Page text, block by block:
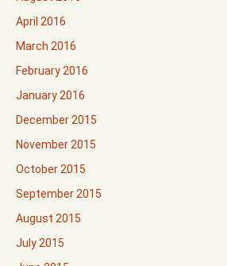
April 2016
March 2016
February 2016
January 2016
December 2015
November 2015
October 2015
September 2015
August 2015
July 2015